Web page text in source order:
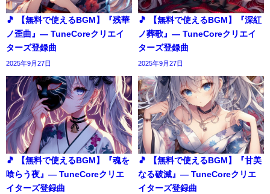
🎵 【無料で使えるBGM】『残華
ノ歪曲』― TuneCoreクリエイ
ターズ登録曲
2025年9月27日
🎵 【無料で使えるBGM】『深紅
ノ葬歌』― TuneCoreクリエイ
ターズ登録曲
2025年9月27日
🎵 【無料で使えるBGM】『魂を
喰らう夜』― TuneCoreクリエ
イターズ登録曲
🎵 【無料で使えるBGM】『甘美
なる破滅』― TuneCoreクリエ
イターズ登録曲